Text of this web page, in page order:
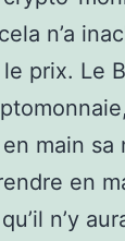
n’a
prix. Le
main sa
en
n’y